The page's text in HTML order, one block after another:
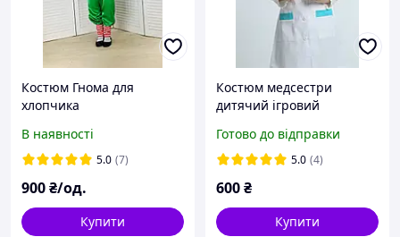
Костюм Гнома для
хлопчика
В наявності
5.0 (7)
900₴/од.
Купити
Костюм медсестри
дитячий ігровий
та шапочка медичні (6-7
років, 122-128 см) для ігор
Готово до відправки
5.0 (4)
600₴
Купити